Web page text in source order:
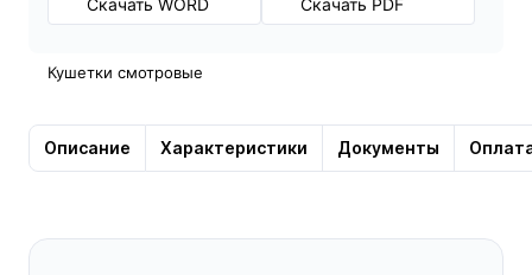
Кушетки смотровые
Описание Характеристики Документы